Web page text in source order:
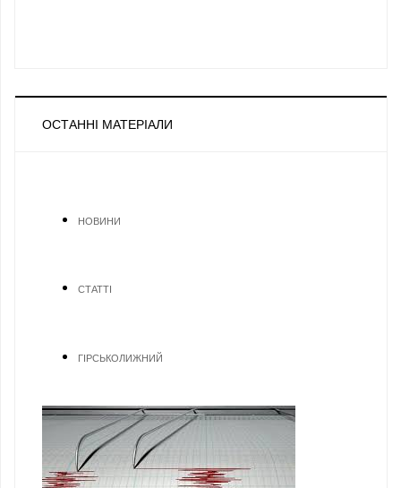
ОСТАННІ МАТЕРІАЛИ
НОВИНИ
СТАТТІ
ГІРСЬКОЛИЖНИЙ